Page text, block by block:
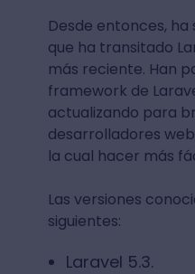
Desde entonces,
que ha transitado
más reciente. Han
framework de
actualizando para
desarrolladores
la cual hacer más
Las versiones
siguientes:
Laravel 5.3.